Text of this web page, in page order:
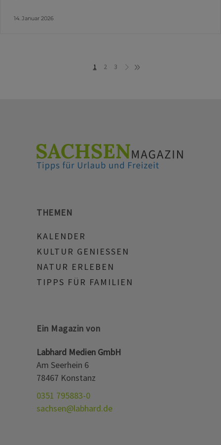
14. Januar 2026
1 2 3
THEMEN
KALENDER
KULTUR GENIESSEN
NATUR ERLEBEN
TIPPS FÜR FAMILIEN
Ein Magazin von
Labhard Medien GmbH
Am Seerhein 6
78467 Konstanz
0351 795883-0
sachsen@labhard.de